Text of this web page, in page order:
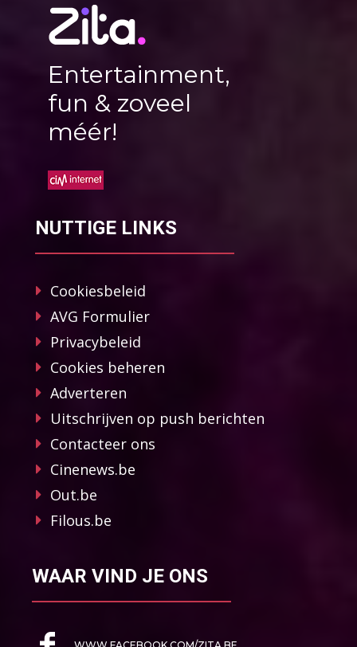
Entertainment,
fun & zoveel
méér!
NUTTIGE LINKS
Cookiesbeleid
AVG Formulier
Privacybeleid
Cookies beheren
Adverteren
Uitschrijven op push berichten
Contacteer ons
Cinenews.be
Out.be
Filous.be
WAAR VIND JE ONS